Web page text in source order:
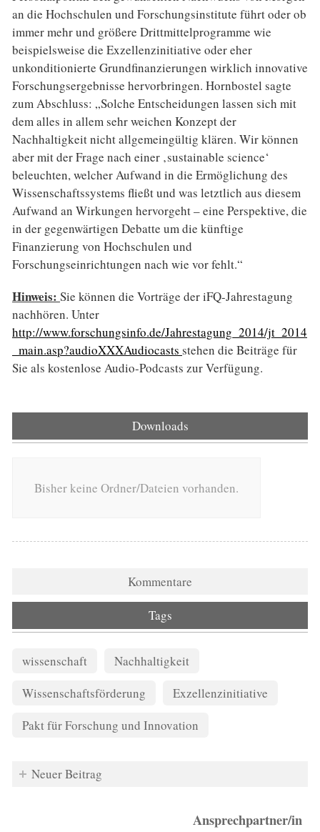
an die Hochschulen und Forschungsinstitute führt oder ob
immer mehr und größere Drittmittelprogramme wie
beispielsweise die Exzellenzinitiative oder eher
unkonditionierte Grundfinanzierungen wirklich innovative
Forschungsergebnisse hervorbringen. Hornbostel sagte
zum Abschluss: „Solche Entscheidungen lassen sich mit
dem alles in allem sehr weichen Konzept der
Nachhaltigkeit nicht allgemeingültig klären. Wir können
aber mit der Frage nach einer ‚sustainable science‘
beleuchten, welcher Aufwand in die Ermöglichung des
Wissenschaftssystems fließt und was letztlich aus diesem
Aufwand an Wirkungen hervorgeht – eine Perspektive, die
in der gegenwärtigen Debatte um die künftige
Finanzierung von Hochschulen und
Forschungseinrichtungen nach wie vor fehlt.“
Hinweis: Sie können die Vorträge der iFQ-Jahrestagung
nachhören. Unter
http://www.forschungsinfo.de/Jahrestagung_2014/jt_2014
_main.asp?audioXXXAudiocasts stehen die Beiträge für
Sie als kostenlose Audio-Podcasts zur Verfügung.
Downloads
Bisher keine Ordner/Dateien vorhanden.
Kommentare
Tags
wissenschaft
Nachhaltigkeit
Wissenschaftsförderung
Exzellenzinitiative
Pakt für Forschung und Innovation
Neuer Beitrag
Ansprechpartner/in